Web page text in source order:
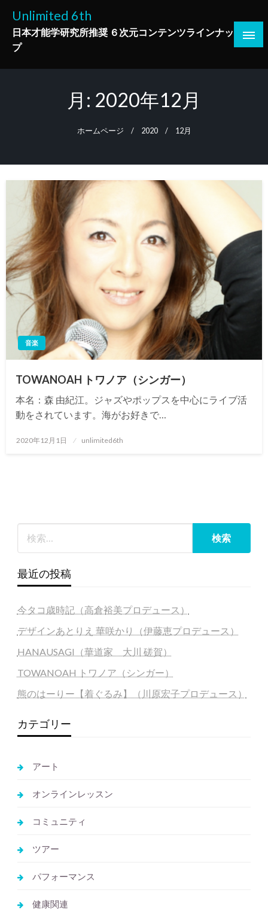
ツ
Unlimited 6th
日本才能学研究所推奨 ６次元コンテンツラインナッ
プ
月: 2020年12月
ホームページ 2020 12月
音楽
TOWANOAH トワノア（シンガー）
本名：森 由紀江。ジャズやポップスを中心にライブ活
動をされています。海がお好きで…
投
2020年12月1日 unlimited6th
最近の投稿
今タコ歳時記（高倉裕美プロデュース）
デザインあとりえ 華咲かり（伊藤恵プロデュース）
HANAUSAGI（華道家 大川 磋賀）
TOWANOAH トワノア（シンガー）
熊のはーりー【着ぐるみ】（川原宏子プロデュース）
カテゴリー
アート
オンラインレッスン
コミュニティ
ツアー
パフォーマンス
健康関連